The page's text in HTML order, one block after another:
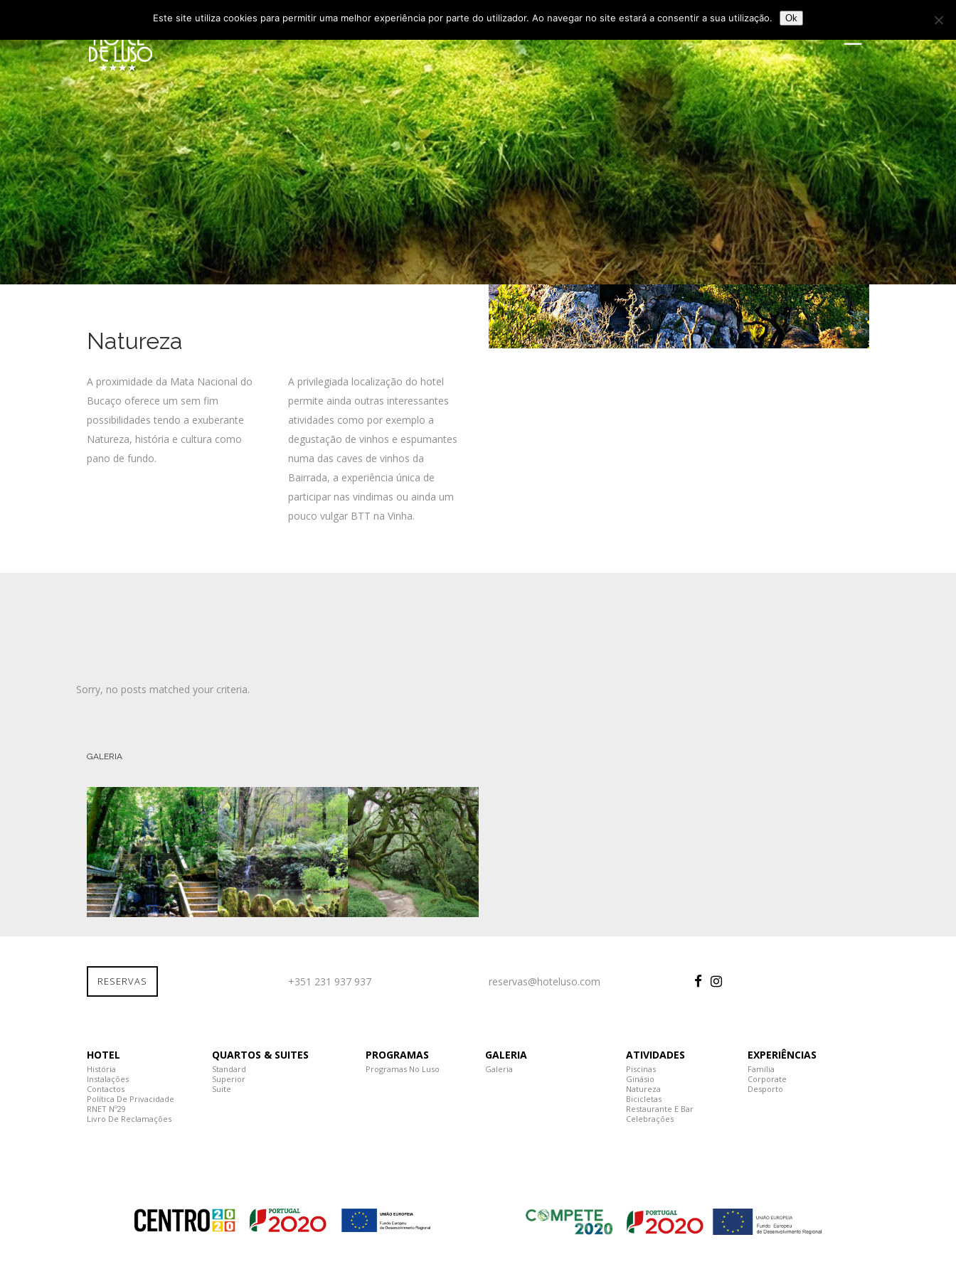
Natureza
A proximidade da Mata Nacional do
Bucaço oferece um sem fim
possibilidades tendo a exuberante
Natureza, história e cultura como
pano de fundo.
A privilegiada localização do hotel
permite ainda outras interessantes
atividades como por exemplo a
degustação de vinhos e espumantes
numa das caves de vinhos da
Bairrada, a experiência única de
participar nas vindimas ou ainda um
pouco vulgar BTT na Vinha.
Sorry, no posts matched your criteria.
GALERIA
RESERVAS +351 231 937 937 reservas@hoteluso.com
HOTEL
História
Instalações
Contactos
Política De Privacidade
RNET Nº29
Livro De Reclamações
QUARTOS & SUITES
Standard
Superior
Suite
PROGRAMAS
Programas No Luso
GALERIA
Galeria
ATIVIDADES
Piscinas
Ginásio
Natureza
Bicicletas
Restaurante E Bar
Celebrações
EXPERIÊNCIAS
Família
Corporate
Desporto
Este site utiliza cookies para permitir uma melhor experiência por parte do utilizador. Ao navegar no site estará a consentir a sua utilização. Ok